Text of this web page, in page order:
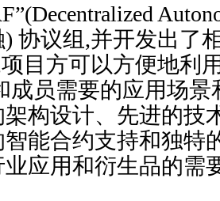
协议组,并开发出了
目方可以方便地利
成员需要的应用场景
构设计、先进的技
能合约支持和独特
应用和衍生品的需